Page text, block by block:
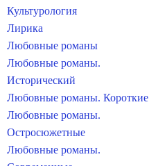
Культурология
Лирика
Любовные романы
Любовные романы.
Исторический
Любовные романы. Короткие
Любовные романы.
Остросюжетные
Любовные романы.